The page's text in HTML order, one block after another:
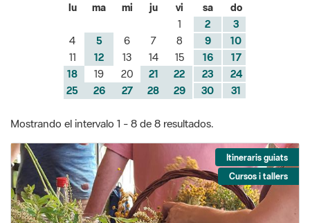
lu
ma mi ju vi sa
do
1
2
3
4
5 6 7 8 9
10
11
12 13 14 15 16
17
18
19 20 21 22 23
24
25
26 27 28 29 30 31
Mostrando el intervalo 1 - 8 de 8 resultados.
Itineraris guiats
Cursos i tallers